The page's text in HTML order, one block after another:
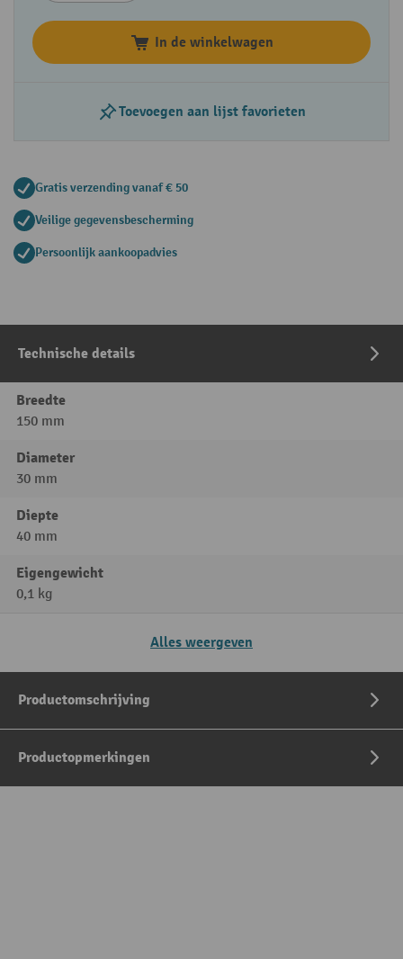
In de winkelwagen
Toevoegen aan lijst favorieten
Gratis verzending vanaf € 50
Veilige gegevensbescherming
Persoonlijk aankoopadvies
Technische details
Breedte
150 mm
Diameter
30 mm
Diepte
40 mm
Eigengewicht
0,1 kg
Alles weergeven
Productomschrijving
Productopmerkingen